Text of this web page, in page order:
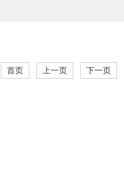
首页 上一页 下一页